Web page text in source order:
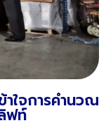
ใจการคำนวณ
ฟท์